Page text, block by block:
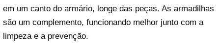
em um canto do armário, longe das peças. As armadilhas
são um complemento, funcionando melhor junto com a
limpeza e a prevenção.